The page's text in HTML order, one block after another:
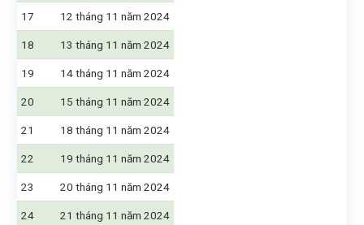
17 12 tháng 11 năm 2024
18 13 tháng 11 năm 2024
19 14 tháng 11 năm 2024
20 15 tháng 11 năm 2024
21 18 tháng 11 năm 2024
22 19 tháng 11 năm 2024
23 20 tháng 11 năm 2024
24 21 tháng 11 năm 2024